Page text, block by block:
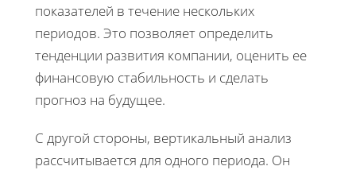
показателей в течение нескольких
периодов. Это позволяет определить
тенденции развития компании, оценить ее
финансовую стабильность и сделать
прогноз на будущее.
С другой стороны, вертикальный анализ
рассчитывается для одного периода. Он